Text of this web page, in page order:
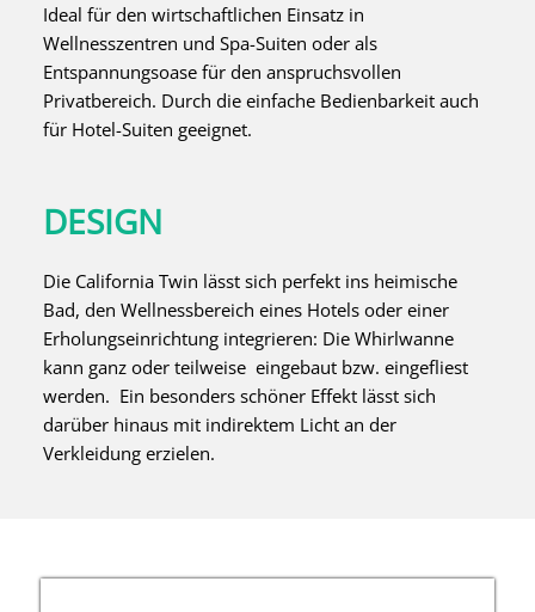
Ideal für den wirtschaftlichen Einsatz in
Wellnesszentren und Spa-Suiten oder als
Entspannungsoase für den anspruchsvollen
Privatbereich. Durch die einfache Bedienbarkeit auch
für Hotel-Suiten geeignet.
DESIGN
Die California Twin lässt sich perfekt ins heimische
Bad, den Wellnessbereich eines Hotels oder einer
Erholungseinrichtung integrieren: Die Whirlwanne
kann ganz oder teilweise eingebaut bzw. eingefliest
werden. Ein besonders schöner Effekt lässt sich
darüber hinaus mit indirektem Licht an der
Verkleidung erzielen.